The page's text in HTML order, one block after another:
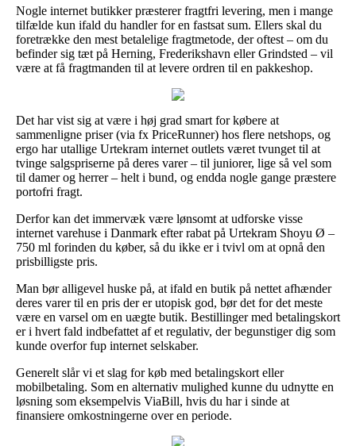
Nogle internet butikker præsterer fragtfri levering, men i mange
tilfælde kun ifald du handler for en fastsat sum. Ellers skal du
foretrække den mest betalelige fragtmetode, der oftest – om du
befinder sig tæt på Herning, Frederikshavn eller Grindsted – vil
være at få fragtmanden til at levere ordren til en pakkeshop.
Det har vist sig at være i høj grad smart for købere at
sammenligne priser (via fx PriceRunner) hos flere netshops, og
ergo har utallige Urtekram internet outlets været tvunget til at
tvinge salgspriserne på deres varer – til juniorer, lige så vel som
til damer og herrer – helt i bund, og endda nogle gange præstere
portofri fragt.
Derfor kan det immervæk være lønsomt at udforske visse
internet varehuse i Danmark efter rabat på Urtekram Shoyu Ø –
750 ml forinden du køber, så du ikke er i tvivl om at opnå den
prisbilligste pris.
Man bør alligevel huske på, at ifald en butik på nettet afhænder
deres varer til en pris der er utopisk god, bør det for det meste
være en varsel om en uægte butik. Bestillinger med betalingskort
er i hvert fald indbefattet af et regulativ, der begunstiger dig som
kunde overfor fup internet selskaber.
Generelt slår vi et slag for køb med betalingskort eller
mobilbetaling. Som en alternativ mulighed kunne du udnytte en
løsning som eksempelvis ViaBill, hvis du har i sinde at
finansiere omkostningerne over en periode.